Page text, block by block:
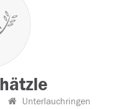
Unterlauchringen